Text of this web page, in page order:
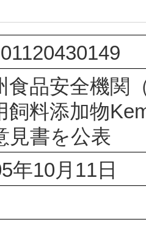
食品安全機関
飼料添加物
見書を公表
年10月11日